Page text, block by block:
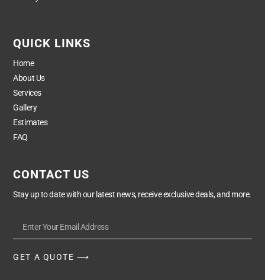
QUICK LINKS
Home
About Us
Services
Gallery
Estimates
FAQ
CONTACT US
Stay up to date with our latest news, receive exclusive deals, and more.
GET A QUOTE ⟶